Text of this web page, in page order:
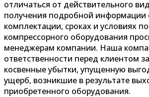
отличаться от действительного
получения подробной информации
комплектации, сроках и условиях
компрессорного оборудования
менеджерам компании. Наша
ответственности перед клиентом
косвенные убытки, упущенную
ущерб, возникшие в результате
приобретенного оборудования.